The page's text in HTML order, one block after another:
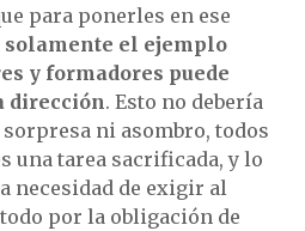
para ponerles en ese
solamente el ejemplo
y formadores puede
dirección. Esto no debería
ni asombro, todos
una tarea sacrificada, y lo
necesidad de exigir al
por la obligación de